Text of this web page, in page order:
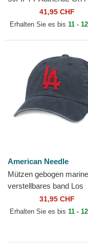
der Los Angeles Angels
von New Era
41,95 CHF
Erhalten Sie es bis 11 -
American Needle
Mützen gebogen
verstellbares band Los
Angeles Angels Archive
Los Angeles Angels...
31,95 CHF
Erhalten Sie es bis 11 -